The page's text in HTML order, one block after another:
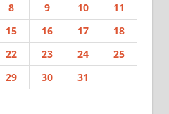
8 9 10
11
15 16 17
18
22 23 24
25
29 30
31